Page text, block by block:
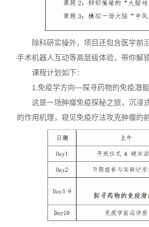
除科研实操外，项目还包含医学前
手术机器人互动等高层级体验，带你解
课程计划如下：
1.免疫学方向—探寻药物的免疫潜
这是一场肿瘤免疫探秘之旅，沉浸
的作用机理，窥见免疫疗法攻克肿瘤的前